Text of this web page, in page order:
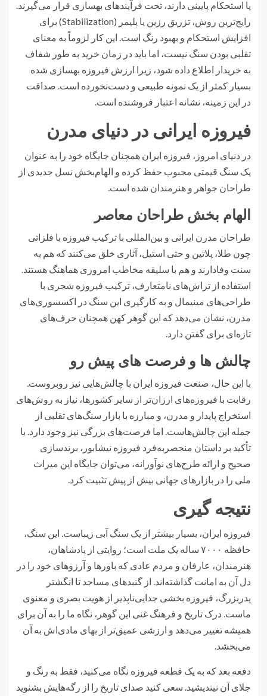
یا استحکام پایینی دارند، تحت فرآیندهای بهسازی قرار می‌گیرند.
رایج‌ترین روش، تزریق رزین یا پلیمر (Stabilization) برای
افزایش استحکام و بهبود رنگ است. این کار لزوماً به معنای
تقلبی بودن سنگ نیست، اما باید در زمان خرید به طور شفاف
به خریدار اطلاع داده شود، زیرا ارزش فیروزه بهسازی شده
بسیار کمتر از یک نمونه طبیعی و دست‌نخورده است. صداقت
در این زمینه، نشانه اعتبار فروشنده است.
فیروزه ایرانی در دنیای مدرن
در دنیای امروز، فیروزه ایران همچنان جایگاه خود را به عنوان
یک سنگ قیمتی محبوب حفظ کرده و الهام‌بخش نسل جدیدی از
طراحان جواهر و هنرمندان شده است.
الهام بخش طراحان معاصر
طراحان مدرن ایرانی و بین‌المللی با ترکیب فیروزه با فلزاتی
چون طلا، پلاتین و حتی استیل، آثاری خلق می‌کنند که هم به
سنت وفادارند و هم با سلیقه مخاطب امروزی هماهنگ هستند.
استفاده از تراش‌های نامتعارف، ترکیب فیروزه شجری با
طراحی‌های مینیمال و به کارگیری این سنگ در اکسسوری‌های
مدرن، نشان می‌دهد که این گوهر کهن همچنان حرف‌های
تازه‌ای برای گفتن دارد.
چالش ها و فرصت های پیش رو
با این حال، صنعت فیروزه ایران با چالش‌هایی نیز روبروست.
رقابت با فیروزه‌های ارزان‌تر از سایر کشورها، نیاز به روش‌های
استخراج پایدار و مدرن، و مبارزه با بازار سنگ‌های تقلبی از
جمله این چالش‌هاست. اما فرصت‌های بزرگی نیز وجود دارد. با
تأکید بر داستان منحصربه‌فرد فیروزه نیشابور، برندسازی
صحیح و ارائه طرح‌های نوآورانه، می‌توان جایگاه این میراث
ملی را در بازارهای جهانی بیش از پیش تثبیت کرد.
نتیجه گیری
فیروزه ایران، بسیار بیشتر از یک سنگ آبی زیباست. این سنگ،
حافظه ۷۰۰۰ ساله یک ملت است؛ روایتی از پادشاهان،
هنرمندان، عارفان و مردم عادی که باورها و آرزوهای خود را در
دل آن به امانت گذاشته‌اند. از گنبدهای مساجد تا انگشتر
پدربزرگ، فیروزه بخشی جدایی‌ناپذیر از هویت بصری و معنوی
ماست. درک تاریخ و فرهنگ غنی این گوهر، نگاه ما را به آن برای
همیشه تغییر می‌دهد و ارزشی عمیق‌تر از بهای مادی‌اش به آن
می‌بخشد.
دفعه بعد که به یک قطعه فیروزه نگاه می‌کنید، فقط به رنگ و
جلای آن نیندیشید. سعی کنید صدای تاریخ را از رگه‌هایش بشنوید